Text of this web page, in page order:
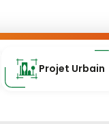
Projet Urbain